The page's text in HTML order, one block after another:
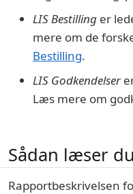
LIS Bestilling er
mere om de
Bestilling.
LIS Godkendelser
Læs mere om
Sådan læser
Rapportbeskrivelsen